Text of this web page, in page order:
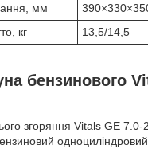
мм
кг
13,5/14,5
бензинового
згоряння Vitals GE